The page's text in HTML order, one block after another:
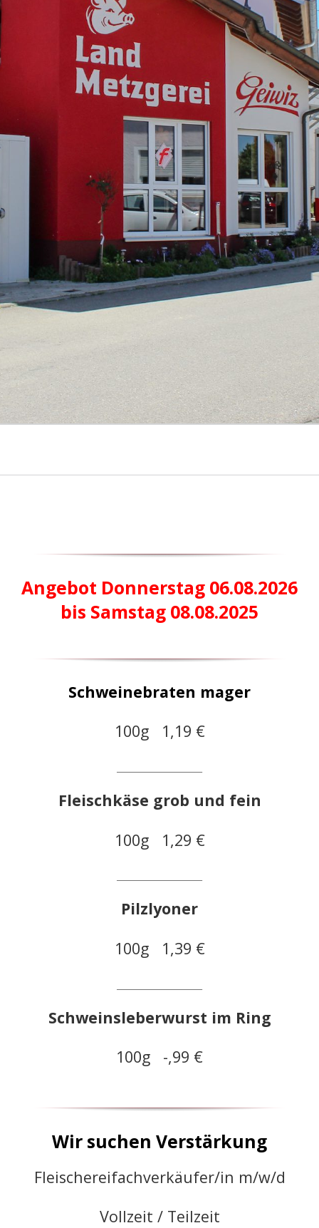
Angebot Donnerstag 06.08.2026
bis Samstag 08.08.2025
Schweinebraten mager
100g 1,19 €
Fleischkäse grob und fein
100g 1,29 €
Pilzlyoner
100g 1,39 €
Schweinsleberwurst im Ring
100g -,99 €
Wir suchen Verstärkung
Fleischereifachverkäufer/in m/w/d
Vollzeit / Teilzeit